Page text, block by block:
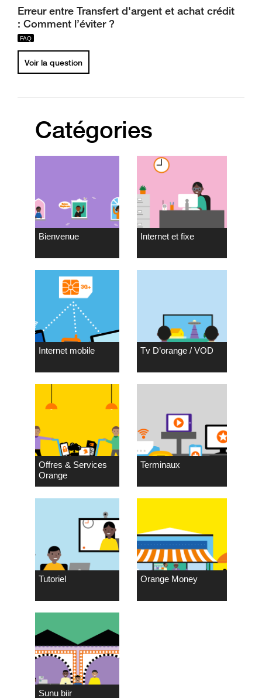
Erreur entre Transfert d'argent et achat crédit
: Comment l’éviter ?
Voir la question
Catégories
Bienvenue Internet et fixe
Internet mobile Tv D’orange / VOD
Offres & Services
Orange
Terminaux
Tutoriel Orange Money
Sunu biir